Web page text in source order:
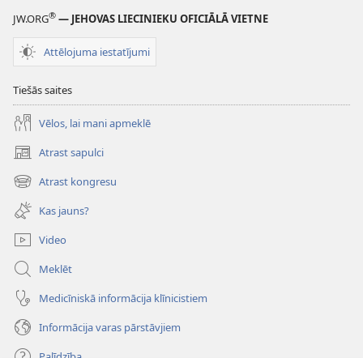
JW.ORG® — JEHOVAS LIECINIEKU OFICIĀLĀ VIETNE
Attēlojuma iestatījumi
Tiešās saites
Vēlos, lai mani apmeklē
Atrast sapulci
(opens
new
window)
Atrast kongresu
(opens
new
window)
Kas jauns?
Video
Meklēt
Medicīniskā informācija klīnicistiem
Informācija varas pārstāvjiem